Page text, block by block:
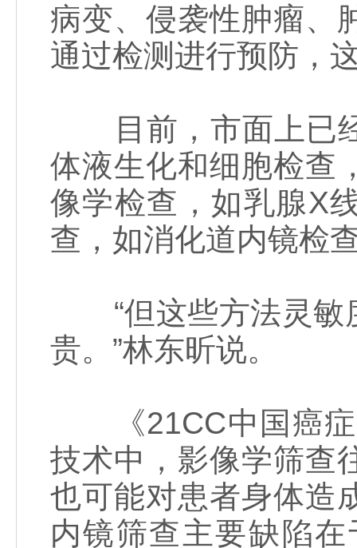
病变、侵袭性肿瘤、
通过检测进行预防，
目前，市面上已经
体液生化和细胞检查
像学检查，如乳腺X
查，如消化道内镜检
“但这些方法灵敏
贵。”林东昕说。
《21CC中国癌症
技术中，影像学筛查
也可能对患者身体造
内镜筛查主要缺陷